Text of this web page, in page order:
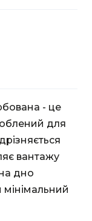
- це
для
вантажу
дно